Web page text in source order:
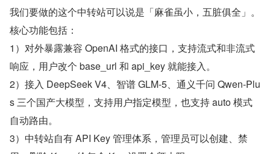
我们要做的这个中转站可以说是「麻雀虽小，五脏俱全」。
核心功能包括：
1）对外暴露兼容 OpenAI 格式的接口，支持流式和非流式
响应，用户改个 base_url 和 api_key 就能接入。
2）接入 DeepSeek V4、智谱 GLM-5、通义千问 Qwen-Plu
s 三个国产大模型，支持用户指定模型，也支持 auto 模式
自动路由。
3）中转站自有 API Key 管理体系，管理员可以创建、禁